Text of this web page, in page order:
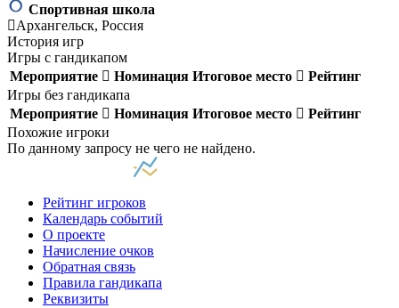
Спортивная школа
Архангельск, Россия
История игр
Игры с гандикапом
Мероприятие
Номинация Итоговое место
Рейтинг
Игры без гандикапа
Мероприятие
Номинация Итоговое место
Рейтинг
Похожие игроки
По данному запросу не чего не найдено.
Рейтинг игроков
Календарь событий
О проекте
Начисление очков
Обратная связь
Правила гандикапа
Реквизиты